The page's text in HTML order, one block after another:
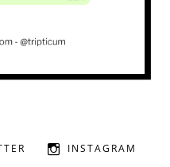
INSTAGRAM